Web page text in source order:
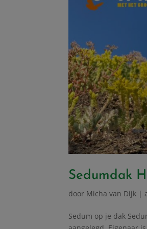
Sedumdak
door Micha van Dijk |
Sedum op je dak